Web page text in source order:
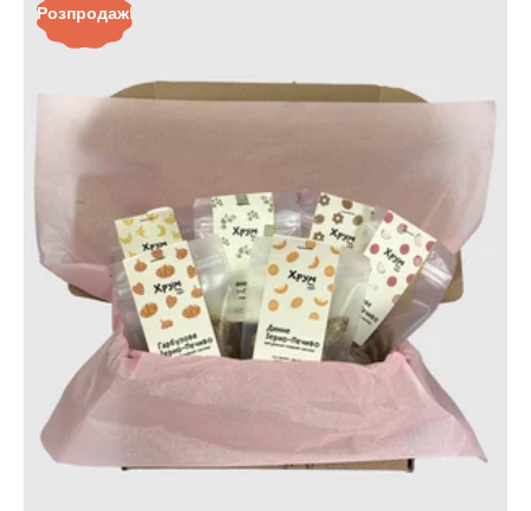
Розпродаж!